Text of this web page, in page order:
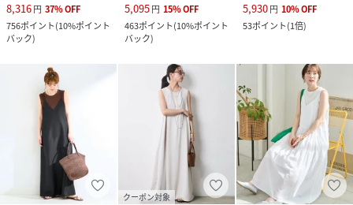
8,316円 37%OFF
756ポイント(10%ポイント
バック)
5,095円 15%OFF
463ポイント(10%ポイント
バック)
5,930円 10%OFF
53ポイント(1倍)
クーポン対象